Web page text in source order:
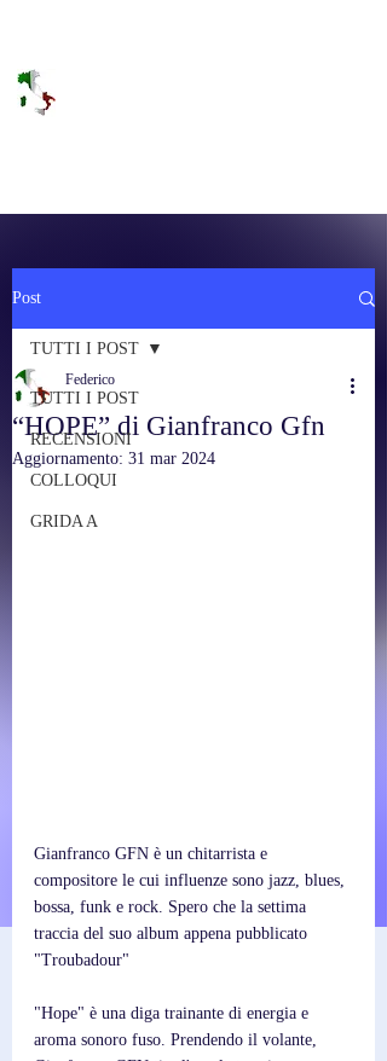
Post
TUTTI I POST
RECENSIONI
COLLOQUI
GRIDA A
TUTTI I POST
“HOPE” di Gianfranco Gfn
Federico
Aggiornamento: 31 mar 2024
Gianfranco GFN è un chitarrista e
compositore le cui influenze sono jazz, blues,
bossa, funk e rock. Spero che la settima
traccia del suo album appena pubblicato
"Troubadour"
"Hope" è una diga trainante di energia e
aroma sonoro fuso. Prendendo il volante,